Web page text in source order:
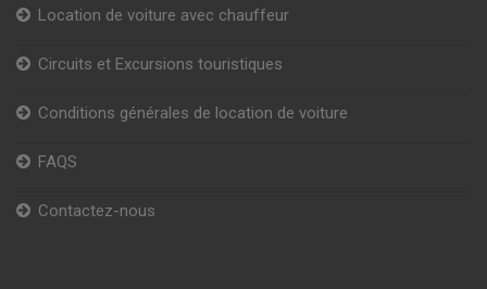
Location de voiture avec chauffeur
Circuits et Excursions touristiques
Conditions générales de location de voiture
FAQS
Contactez-nous